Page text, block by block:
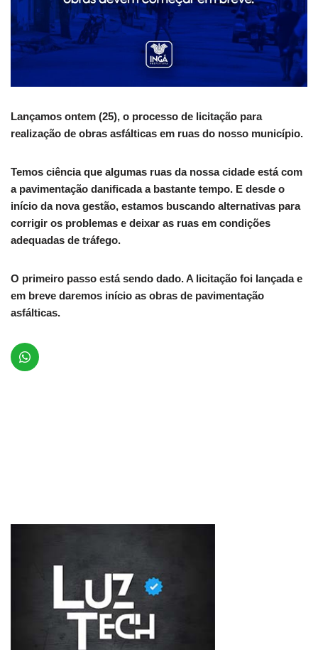
Lançamos ontem (25), o processo de licitação para
realização de obras asfálticas em ruas do nosso município.
Temos ciência que algumas ruas da nossa cidade está com
a pavimentação danificada a bastante tempo. E desde o
início da nova gestão, estamos buscando alternativas para
corrigir os problemas e deixar as ruas em condições
adequadas de tráfego.
O primeiro passo está sendo dado. A licitação foi lançada e
em breve daremos início as obras de pavimentação
asfálticas.